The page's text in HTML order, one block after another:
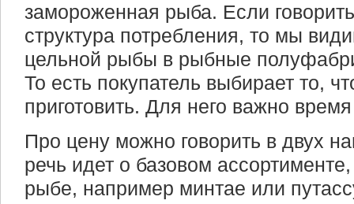
замороженная рыба. Если
структура потребления, то мы
цельной рыбы в рыбные
То есть покупатель выбирает то,
приготовить. Для него важно
Про цену можно говорить в двух
речь идет о базовом
рыбе, например минтае или